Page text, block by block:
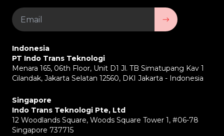
Indonesia
PT Indo Trans Teknologi
Menara 165, 06th Floor, Unit D1 Jl. TB Simatupang Kav 1
Cilandak, Jakarta Selatan 12560, DKI Jakarta - Indonesia
Singapore
Indo Trans Teknologi Pte, Ltd
12 Woodlands Square, Woods Square Tower 1, #06-78
Singapore 737715